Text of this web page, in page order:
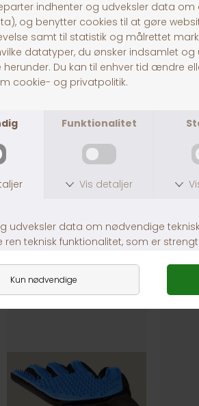
er let at påføre med en
fingerbørste og er sikker at synke
regelmæssig brug kan denne
til at opretholde en frisk ånde,
tandkød samt fremme din hunds
sundhed og trivsel.